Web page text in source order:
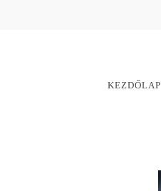
KEZDŐLAP